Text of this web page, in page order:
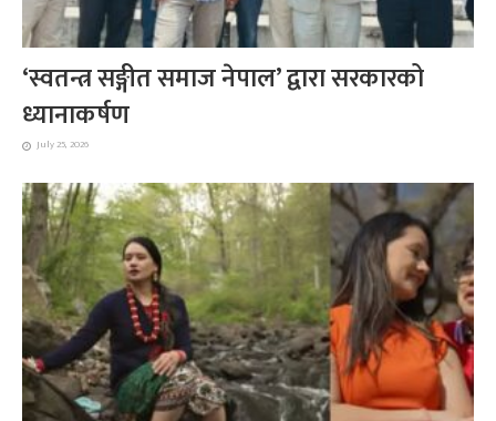
‘स्वतन्त्र सङ्गीत समाज नेपाल’ द्वारा सरकारको
ध्यानाकर्षण
July 25, 2026